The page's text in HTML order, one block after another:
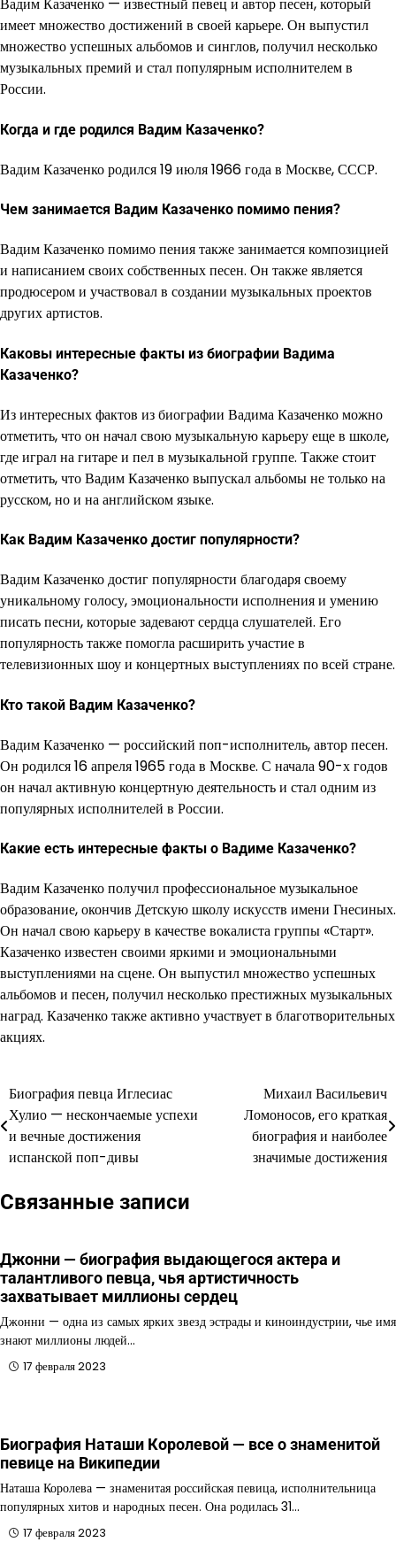
Вадим Казаченко — известный певец и автор песен, который
имеет множество достижений в своей карьере. Он выпустил
множество успешных альбомов и синглов, получил несколько
музыкальных премий и стал популярным исполнителем в
России.
Когда и где родился Вадим Казаченко?
Вадим Казаченко родился 19 июля 1966 года в Москве, СССР.
Чем занимается Вадим Казаченко помимо пения?
Вадим Казаченко помимо пения также занимается композицией
и написанием своих собственных песен. Он также является
продюсером и участвовал в создании музыкальных проектов
других артистов.
Каковы интересные факты из биографии Вадима
Казаченко?
Из интересных фактов из биографии Вадима Казаченко можно
отметить, что он начал свою музыкальную карьеру еще в школе,
где играл на гитаре и пел в музыкальной группе. Также стоит
отметить, что Вадим Казаченко выпускал альбомы не только на
русском, но и на английском языке.
Как Вадим Казаченко достиг популярности?
Вадим Казаченко достиг популярности благодаря своему
уникальному голосу, эмоциональности исполнения и умению
писать песни, которые задевают сердца слушателей. Его
популярность также помогла расширить участие в
телевизионных шоу и концертных выступлениях по всей стране.
Кто такой Вадим Казаченко?
Вадим Казаченко — российский поп-исполнитель, автор песен.
Он родился 16 апреля 1965 года в Москве. С начала 90-х годов
он начал активную концертную деятельность и стал одним из
популярных исполнителей в России.
Какие есть интересные факты о Вадиме Казаченко?
Вадим Казаченко получил профессиональное музыкальное
образование, окончив Детскую школу искусств имени Гнесиных.
Он начал свою карьеру в качестве вокалиста группы «Старт».
Казаченко известен своими яркими и эмоциональными
выступлениями на сцене. Он выпустил множество успешных
альбомов и песен, получил несколько престижных музыкальных
наград. Казаченко также активно участвует в благотворительных
акциях.
Навигация
по
записям
Биография певца Иглесиас
Хулио — нескончаемые успехи
и вечные достижения
испанской поп-дивы
Михаил Васильевич
Ломоносов, его краткая
биография и наиболее
значимые достижения
Связанные записи
Джонни — биография выдающегося актера и
талантливого певца, чья артистичность
захватывает миллионы сердец
Джонни — одна из самых ярких звезд эстрады и киноиндустрии, чье имя
знают миллионы людей…
17 февраля 2023
Биография Наташи Королевой — все о знаменитой
певице на Википедии
Наташа Королева — знаменитая российская певица, исполнительница
популярных хитов и народных песен. Она родилась 31…
17 февраля 2023